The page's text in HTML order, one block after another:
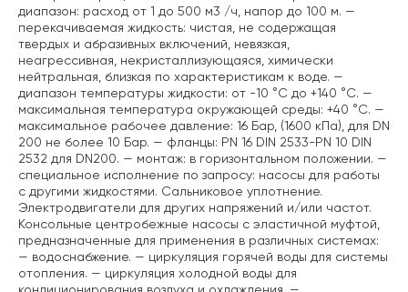
диапазон: расход от 1 до 500 м3 /ч, напор до 100 м. —
перекачиваемая жидкость: чистая, не содержащая
твердых и абразивных включений, невязкая,
неагрессивная, некристаллизующаяся, химически
нейтральная, близкая по характеристикам к воде. —
диапазон температуры жидкости: от -10 °C до +140 °C. —
максимальная температура окружающей среды: +40 °C. —
максимальное рабочее давление: 16 Бар, (1600 кПа), для DN
200 не более 10 Бар. — фланцы: PN 16 DIN 2533-PN 10 DIN
2532 для DN200. — монтаж: в горизонтальном положении. —
специальное исполнение по запросу: насосы для работы
с другими жидкостями. Сальниковое уплотнение.
Электродвигатели для других напряжений и/или частот.
Консольные центробежные насосы с эластичной муфтой,
предназначенные для применения в различных системах:
— водоснабжение. — циркуляция горячей воды для системы
отопления. — циркуляция холодной воды для